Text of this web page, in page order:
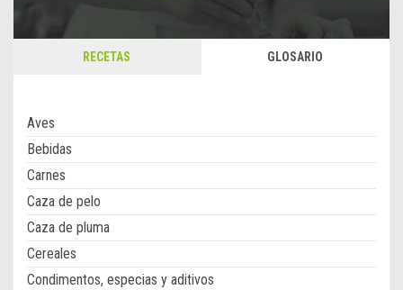
RECETAS GLOSARIO
Aves
Bebidas
Carnes
Caza de pelo
Caza de pluma
Cereales
Condimentos, especias y aditivos